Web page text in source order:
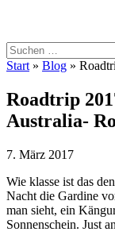
Skip
to
Suchen
nach:
Start » Blog »
Roadtrip
Australia-
7. März 2017
Wie klasse ist das
Nacht die Gardine
man sieht, ein
Sonnenschein. Just